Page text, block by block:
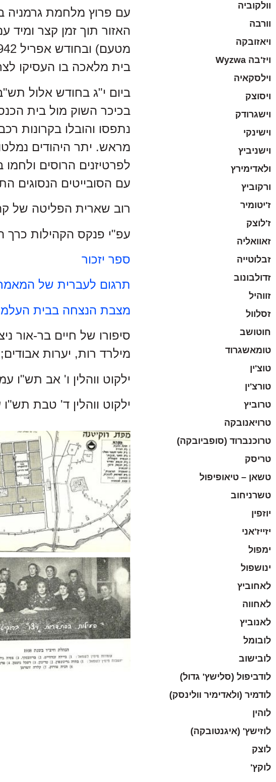
וולקוביה
וורבה
ויאזובקה
ויז'בה Wyzwa
וילסקאיה
ויסוצק
וישגרודק
וישינקי
וישניביץ
ולאדימירץ
ורקוביץ
ז'יטומיר
ז'לוצק
זאוואליה
זבלוטייה
זדולבונוב
זווהיל
זסלוול
חוטושב
טומאשגרוד
טוצ'ין
טורצ'ין
טרוביץ
טרויאנובקה
טרוכנברוד (סופביובקה)
טריסק
טשאן – טיאופיפול
טשרניחוב
יוזפין
יזייז'אני
ימפול
ינושפול
לאחוביץ
לאחווה
לאנוביץ
לובומל
לובישוב
לודביפול (סלישץ' גדול)
לודמיר (ולאדימיר וולינסק)
לוהין
לוזישץ' (איגנטובקה)
לוצק
לוקץ'
האזור תוך זמן קצר ומיד
בית מלאכה בו העסיקו
נתפסו והובלו בקרונות
מראש. יתר היהודים
לפרטיזנים הרוסים
עם הסובייטים הנסוגים
רוב שארית הפליטה של
עפ"י פנקס הקהילות כרך
ספר יזכור
תרגום לעברית של
מצבת הנצחה בבית
סיפורו של חיים בר-אור
מילרד רות, יערות אבודים;
ילקוט ווהלין ו' אב תש"ו עמ'
ילקוט ווהלין ד' טבת תש"ו